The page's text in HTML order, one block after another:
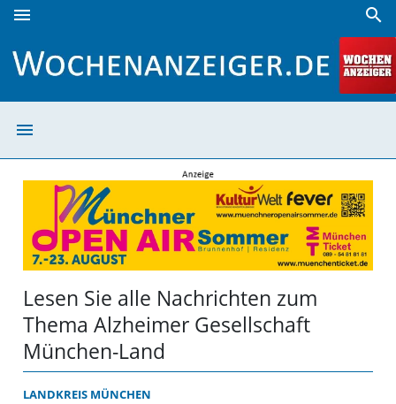
menu search
menu
Lesen Sie alle Nachrichten zum
Thema Alzheimer Gesellschaft
München-Land
LANDKREIS MÜNCHEN